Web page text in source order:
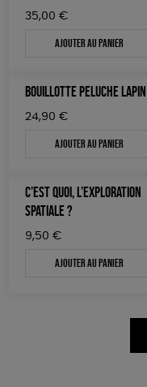
35,00 €
Ajouter au panier
BOUILLOTTE PELUCHE LAPIN
24,90 €
Ajouter au panier
C’EST QUOI, L’EXPLORATION
SPATIALE ?
9,50 €
Ajouter au panier